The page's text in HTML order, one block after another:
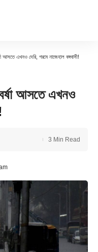
এখনও দেরি, গরমে নাজেহাল বঙ্গবাসী!
আসতে এখনও
3 Min Read